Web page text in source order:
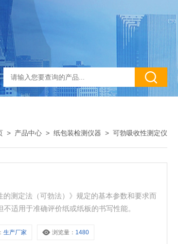
> 产品中心 > 纸包装检测仪器 > 可勃吸收性测定仪
测定法（可勃法）》规定的基本参数和要求而
适用于准确评价纸或纸板的书写性能。
生产厂家 浏览量： 1480